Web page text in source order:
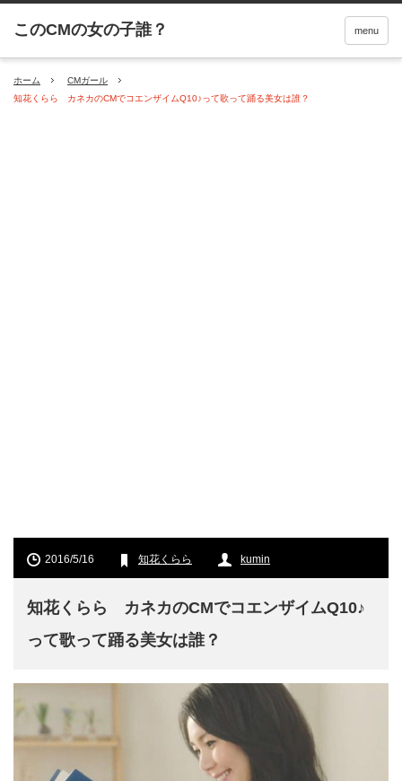
menu
ホーム
CMガール
知花くらら カネカのCMでコエンザイムQ10♪って歌って踊る美女は誰？
2016/5/16 知花くらら kumin
知花くらら カネカのCMでコエンザイムQ10♪
って歌って踊る美女は誰？